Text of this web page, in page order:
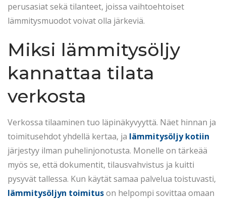
perusasiat sekä tilanteet, joissa vaihtoehtoiset
lämmitysmuodot voivat olla järkeviä.
Miksi lämmitysöljy
kannattaa tilata
verkosta
Verkossa tilaaminen tuo läpinäkyvyyttä. Näet hinnan ja
toimitusehdot yhdellä kertaa, ja lämmitysöljy kotiin
järjestyy ilman puhelinjonotusta. Monelle on tärkeää
myös se, että dokumentit, tilausvahvistus ja kuitti
pysyvät tallessa. Kun käytät samaa palvelua toistuvasti,
lämmitysöljyn toimituson helpompi sovittaa omaan